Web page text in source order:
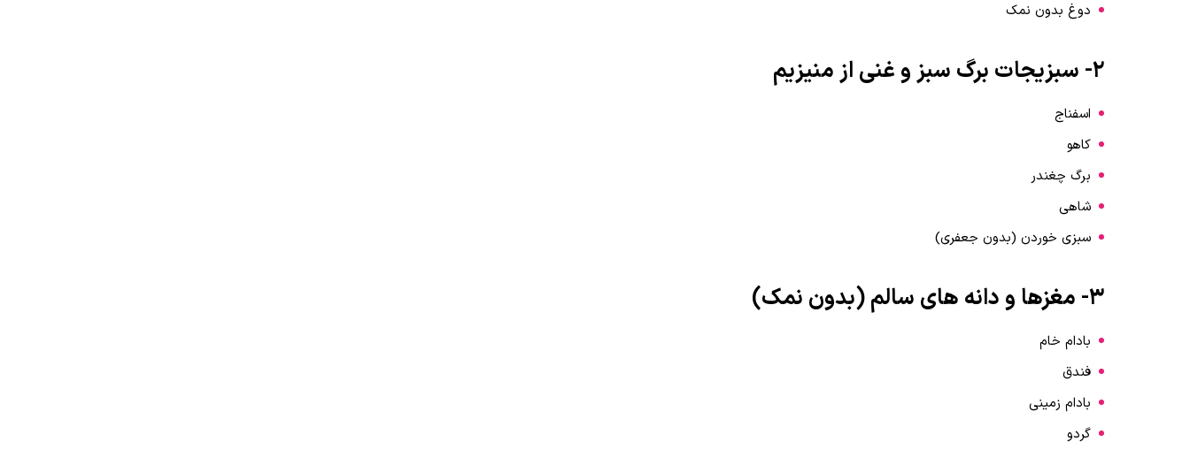
دوغ بدون نمک
2- سبزیجات برگ سبز و غنی از منیزیم
اسفناج
کاهو
برگ چغندر
شاهی
سبزی خوردن (بدون جعفری)
3- مغزها و دانه های سالم (بدون نمک)
بادام خام
فندق
بادام زمینی
گردو